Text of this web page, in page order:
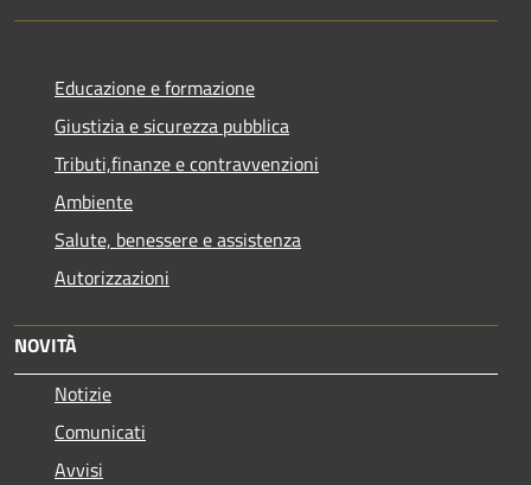
Educazione e formazione
Giustizia e sicurezza pubblica
Tributi,finanze e contravvenzioni
Ambiente
Salute, benessere e assistenza
Autorizzazioni
NOVITÀ
Notizie
Comunicati
Avvisi